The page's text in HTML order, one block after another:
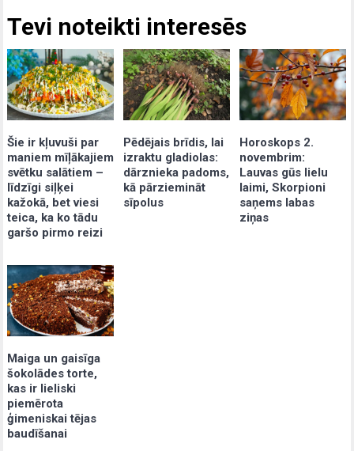
Tevi noteikti interesēs
Šie ir kļuvuši par
maniem mīļākajiem
svētku salātiem –
līdzīgi siļķei
kažokā, bet viesi
teica, ka ko tādu
garšo pirmo reizi
Pēdējais brīdis, lai
izraktu gladiolas:
dārznieka padoms,
kā pārziemināt
sīpolus
Horoskops 2.
novembrim:
Lauvas gūs lielu
laimi, Skorpioni
saņems labas
ziņas
Maiga un gaisīga
šokolādes torte,
kas ir lieliski
piemērota
ģimeniskai tējas
baudīšanai